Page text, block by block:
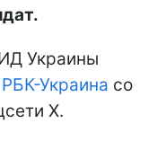
Украины
РБК-Украина со
Х.